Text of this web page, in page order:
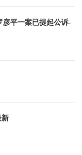
彦平一案已提起公诉-
新